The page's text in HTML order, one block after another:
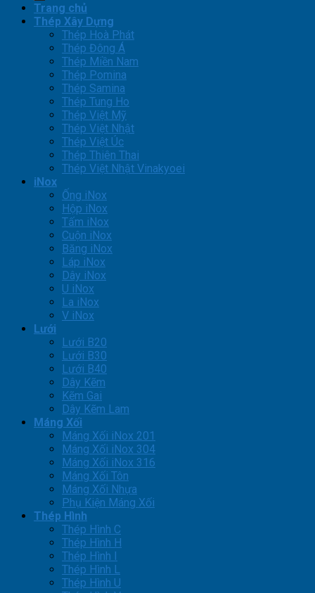
Trang chủ
Thép Xây Dựng
Thép Hoà Phát
Thép Đông Á
Thép Miền Nam
Thép Pomina
Thép Samina
Thép Tung Ho
Thép Việt Mỹ
Thép Việt Nhật
Thép Việt Úc
Thép Thiên Thai
Thép Việt Nhật Vinakyoei
iNox
Ống iNox
Hộp iNox
Tấm iNox
Cuộn iNox
Băng iNox
Láp iNox
Dây iNox
U iNox
La iNox
V iNox
Lưới
Lưới B20
Lưới B30
Lưới B40
Dây Kẽm
Kẽm Gai
Dây Kẽm Lam
Máng Xối
Máng Xối iNox 201
Máng Xối iNox 304
Máng Xối iNox 316
Máng Xối Tôn
Máng Xối Nhựa
Phụ Kiện Máng Xối
Thép Hình
Thép Hình C
Thép Hình H
Thép Hình I
Thép Hình L
Thép Hình U